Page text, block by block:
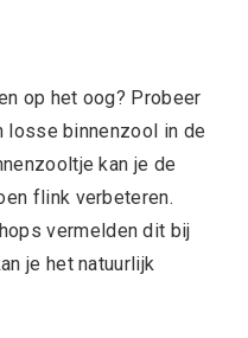
op het oog? Probeer
losse binnenzool in de
kan je de
flink verbeteren.
vermelden dit bij
je het natuurlijk